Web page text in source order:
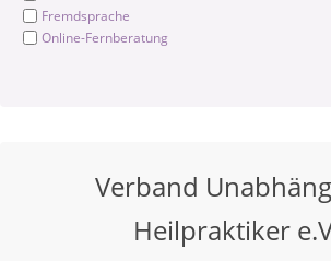
Fremdsprache
Online-Fernberatung
Verband
Heilpraktiker